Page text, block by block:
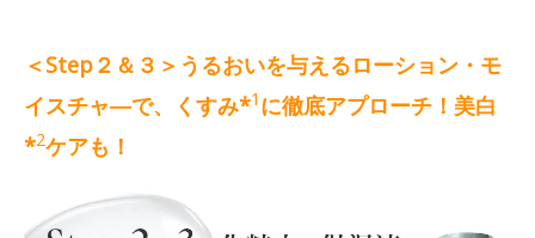
＜Step２＆３＞うるおいを与えるローション・モ
イスチャ―で、くすみ*1 に徹底アプローチ！美白
*2ケアも！